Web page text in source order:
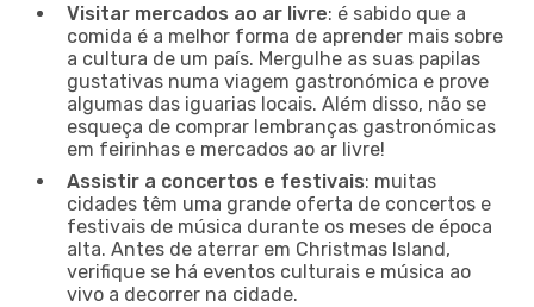
Visitar mercados ao ar livre: é sabido que a
comida é a melhor forma de aprender mais sobre
a cultura de um país. Mergulhe as suas papilas
gustativas numa viagem gastronómica e prove
algumas das iguarias locais. Além disso, não se
esqueça de comprar lembranças gastronómicas
em feirinhas e mercados ao ar livre!
Assistir a concertos e festivais: muitas
cidades têm uma grande oferta de concertos e
festivais de música durante os meses de época
alta. Antes de aterrar em Christmas Island,
verifique se há eventos culturais e música ao
vivo a decorrer na cidade.